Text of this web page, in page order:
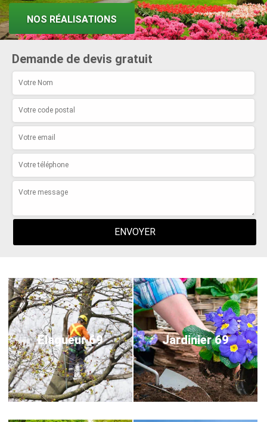
NOS RÉALISATIONS
Demande de devis gratuit
Elagueur 69 Jardinier 69